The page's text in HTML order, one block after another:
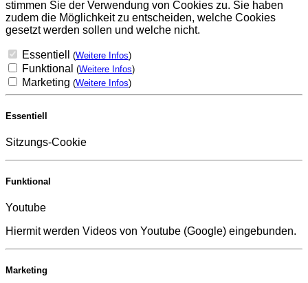
stimmen Sie der Verwendung von Cookies zu. Sie haben
zudem die Möglichkeit zu entscheiden, welche Cookies
gesetzt werden sollen und welche nicht.
Essentiell (Weitere Infos)
Funktional (Weitere Infos)
Marketing (Weitere Infos)
Essentiell
Sitzungs-Cookie
Funktional
Youtube
Hiermit werden Videos von Youtube (Google) eingebunden.
Marketing